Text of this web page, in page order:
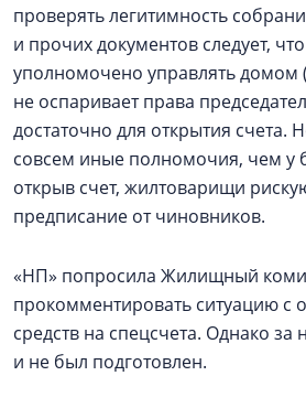
проверять легитимность
и прочих документов следует,
уполномочено управлять домом
не оспаривает права
достаточно для открытия счета.
совсем иные полномочия, чем у
открыв счет, жилтоварищи
предписание от чиновников.
«НП» попросила Жилищный
прокомментировать ситуацию с
средств на спецсчета. Однако за
и не был подготовлен.